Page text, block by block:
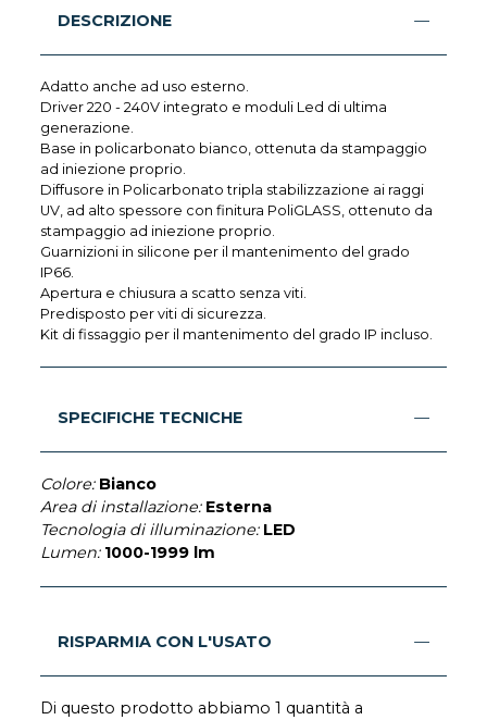
DESCRIZIONE
Adatto anche ad uso esterno.
Driver 220 - 240V integrato e moduli Led di ultima
generazione.
Base in policarbonato bianco, ottenuta da stampaggio
ad iniezione proprio.
Diffusore in Policarbonato tripla stabilizzazione ai raggi
UV, ad alto spessore con finitura PoliGLASS, ottenuto da
stampaggio ad iniezione proprio.
Guarnizioni in silicone per il mantenimento del grado
IP66.
Apertura e chiusura a scatto senza viti.
Predisposto per viti di sicurezza.
Kit di fissaggio per il mantenimento del grado IP incluso.
SPECIFICHE TECNICHE
Colore: Bianco
Area di installazione: Esterna
Tecnologia di illuminazione: LED
Lumen: 1000-1999 lm
RISPARMIA CON L'USATO
Di questo prodotto abbiamo 1 quantità a